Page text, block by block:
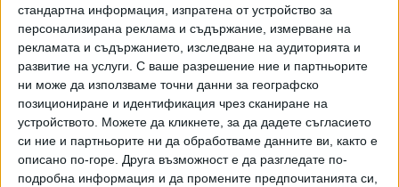
стандартна информация, изпратена от устройство за
персонализирана реклама и съдържание, измерване на
рекламата и съдържанието, изследване на аудиторията и
развитие на услуги. С ваше разрешение ние и партньорите
ни може да използваме точни данни за географско
позициониране и идентификация чрез сканиране на
устройството. Можете да кликнете, за да дадете съгласието
си ние и партньорите ни да обработваме данните ви, както е
описано по-горе. Друга възможност е да разгледате по-
подробна информация и да промените предпочитанията си,
Джамбазки е начело в листата на ВМРО и за
парламентарните избори в София - в 25-и МИР. Листите
в 23-и и 24-и МИР пък ще води дългогодишният
общинският съветник на партията Карлос Контрера.
Лидерът на ВМРО Красимир Каракачанов е първи в
Плевен и Благоевград.
Последвайте ни и в